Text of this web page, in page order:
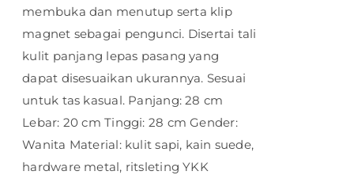
membuka dan menutup serta klip
magnet sebagai pengunci. Disertai tali
kulit panjang lepas pasang yang
dapat disesuaikan ukurannya. Sesuai
untuk tas kasual. Panjang: 28 cm
Lebar: 20 cm Tinggi: 28 cm Gender:
Wanita Material: kulit sapi, kain suede,
hardware metal, ritsleting YKK